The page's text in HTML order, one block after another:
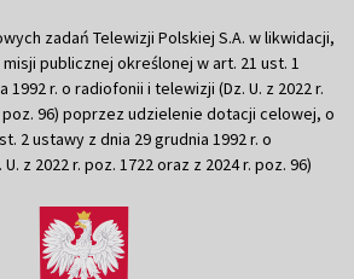
zadań Telewizji Polskiej S.A. w likwidacji,
publicznej określonej w art. 21 ust. 1
1992 r. o radiofonii i telewizji (Dz. U. z 2022 r.
poz. 96) poprzez udzielenie dotacji celowej, o
2 ustawy z dnia 29 grudnia 1992 r. o
z 2022 r. poz. 1722 oraz z 2024 r. poz. 96)